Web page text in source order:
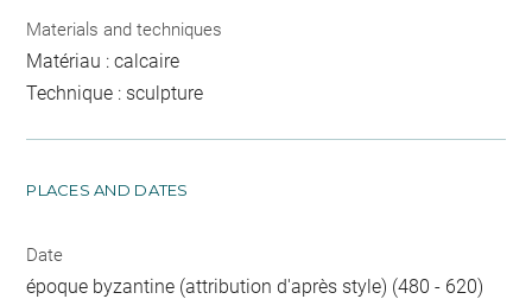
Materials and techniques
Matériau : calcaire
Technique : sculpture
PLACES AND DATES
Date
époque byzantine (attribution d'après style) (480 - 620)